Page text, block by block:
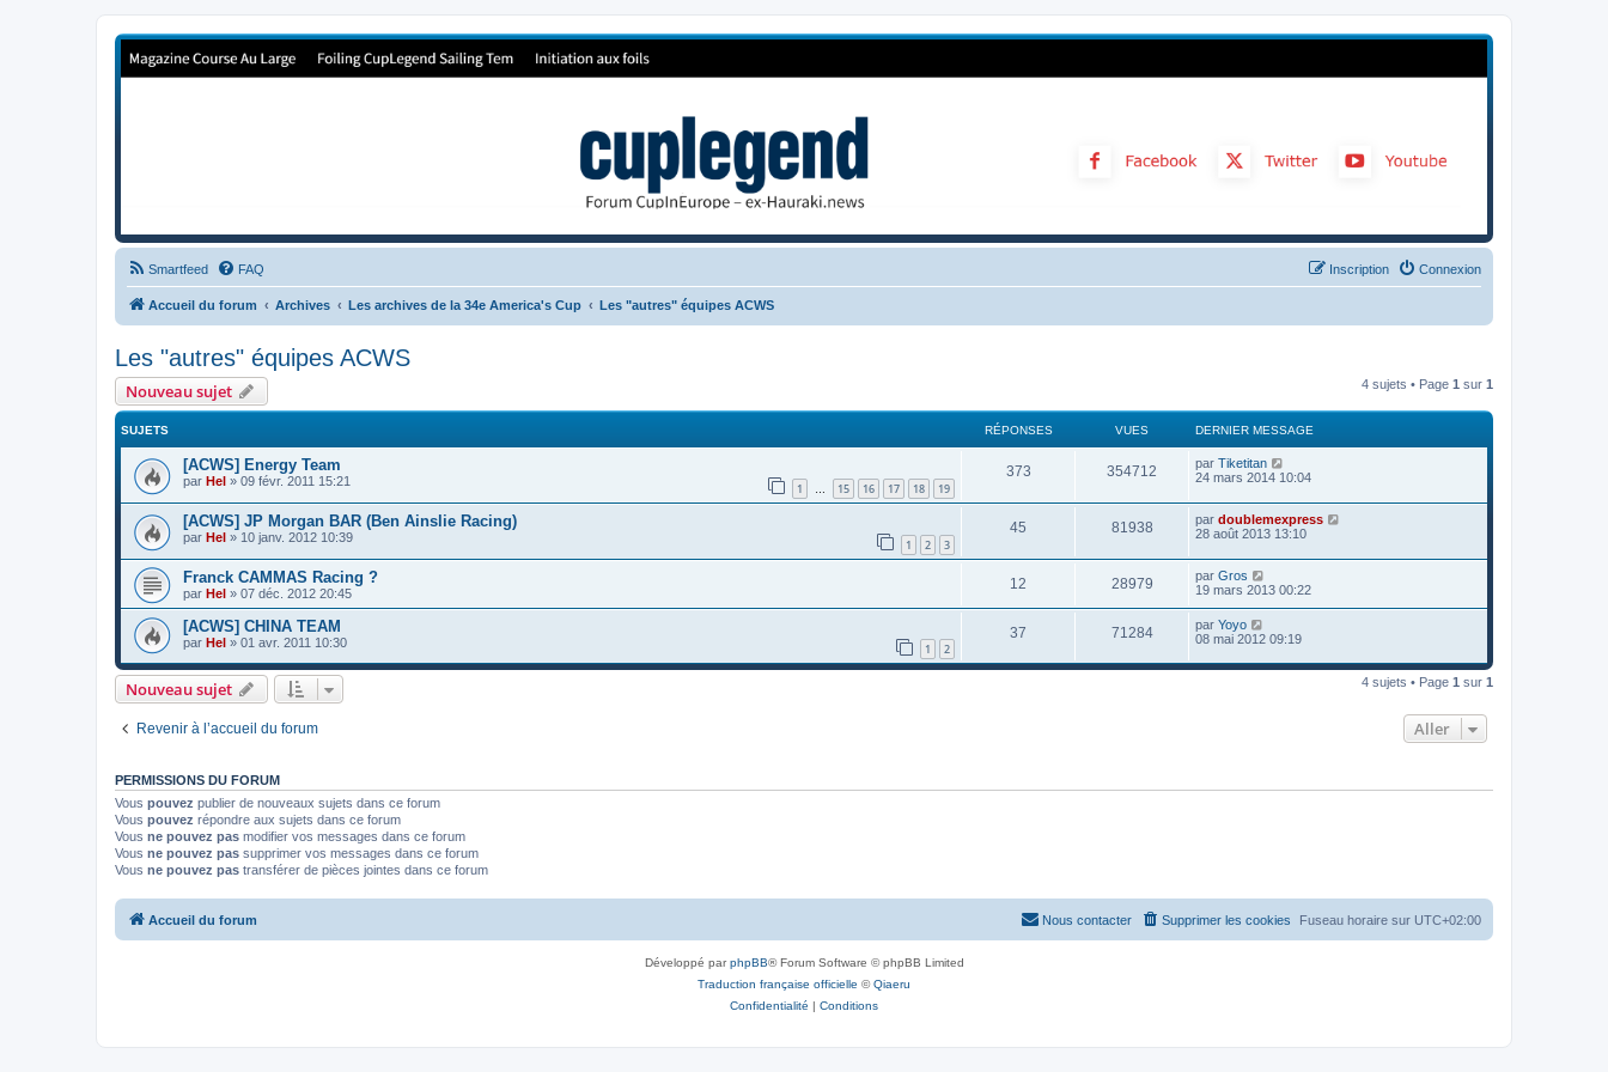
Forum de Cup In Europe
Smartfeed FAQ Connexion
Inscription
Accueil du forum Archives Les archives de la 34e America's Cup Les "autres" équipes ACWS
Les "autres" équipes ACWS
Nouveau sujet 4 sujets • Page 1 sur 1
SUJETS RÉPONSES VUES DERNIER MESSAGE
[ACWS] Energy Team
par Hel » 09 févr. 2011 15:21 1 … 15 16 17 18 19
373 354712 par Tiketitan
24 mars 2014 10:04
[ACWS] JP Morgan BAR (Ben Ainslie Racing)
par Hel » 10 janv. 2012 10:39 1 2 3
45 81938 par doublemexpress
28 août 2013 13:10
Franck CAMMAS Racing ?
par Hel » 07 déc. 2012 20:45
12 28979 par Gros
19 mars 2013 00:22
[ACWS] CHINA TEAM
par Hel » 01 avr. 2011 10:30 1 2
37 71284 par Yoyo
08 mai 2012 09:19
Nouveau sujet 4 sujets • Page 1 sur 1
Revenir à l’accueil du forum Aller
PERMISSIONS DU FORUM
Vous pouvez publier de nouveaux sujets dans ce forum
Vous pouvez répondre aux sujets dans ce forum
Vous ne pouvez pas modifier vos messages dans ce forum
Vous ne pouvez pas supprimer vos messages dans ce forum
Vous ne pouvez pas transférer de pièces jointes dans ce forum
Accueil du forum Fuseau horaire sur UTC+02:00
Supprimer les cookies
Nous contacter
Développé parphpBB® Forum Software © phpBB Limited
Traduction française officielle ©Qiaeru
Confidentialité | Conditions